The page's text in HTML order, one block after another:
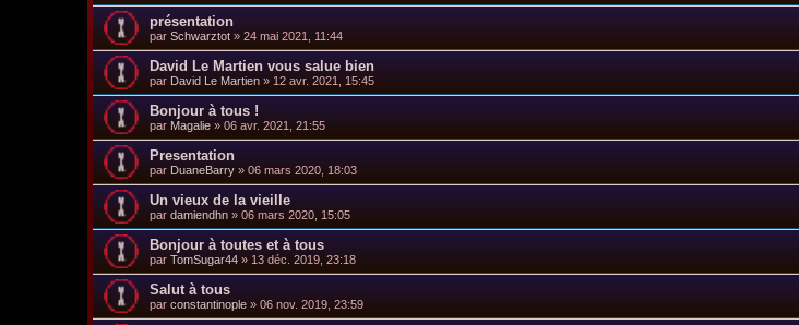
présentation
par Schwarztot » 24 mai 2021, 11:44
David Le Martien vous salue bien
par David Le Martien » 12 avr. 2021, 15:45
Bonjour à tous !
par Magalie » 06 avr. 2021, 21:55
Presentation
par DuaneBarry » 06 mars 2020, 18:03
Un vieux de la vieille
par damiendhn » 06 mars 2020, 15:05
Bonjour à toutes et à tous
par TomSugar44 » 13 déc. 2019, 23:18
Salut à tous
par constantinople » 06 nov. 2019, 23:59